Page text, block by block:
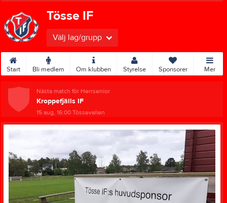
Tösse IF
Välj lag/grupp
Start Bli medlem Om klubben Styrelse Sponsorer Mer
Nästa match för Herrsenior
Kroppefjälls IF
15 aug, 16:00Tössevallen